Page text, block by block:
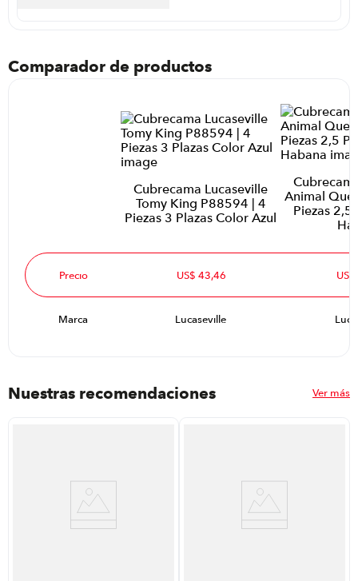
Comparador de productos
Cubrecama Lucaseville
Tomy King P88594 | 4
Piezas 3 Plazas Color Azul
Animal
Piezas 2,5
Precio US$ 43,46
Marca Lucaseville
Nuestras recomendaciones Ver más